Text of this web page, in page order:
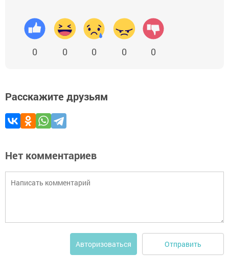
0 0 0 0 0
Расскажите друзьям
Нет комментариев
Авторизоваться Отправить